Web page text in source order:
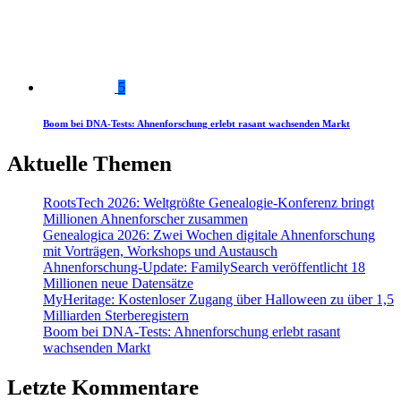
5
Boom bei DNA-Tests: Ahnenforschung erlebt rasant wachsenden Markt
Aktuelle Themen
RootsTech 2026: Weltgrößte Genealogie-Konferenz bringt
Millionen Ahnenforscher zusammen
Genealogica 2026: Zwei Wochen digitale Ahnenforschung
mit Vorträgen, Workshops und Austausch
Ahnenforschung-Update: FamilySearch veröffentlicht 18
Millionen neue Datensätze
MyHeritage: Kostenloser Zugang über Halloween zu über 1,5
Milliarden Sterberegistern
Boom bei DNA-Tests: Ahnenforschung erlebt rasant
wachsenden Markt
Letzte Kommentare